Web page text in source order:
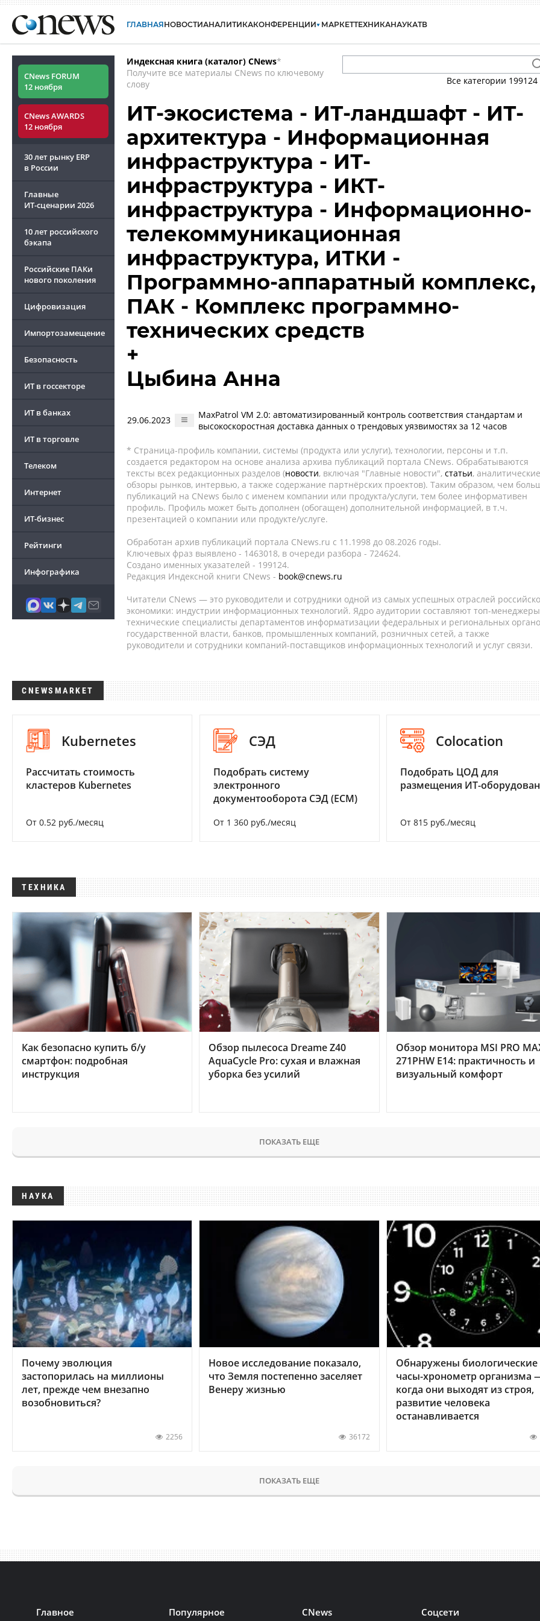
ГЛАВНАЯНОВОСТИАНАЛИТИКАКОНФЕРЕНЦИИ МАРКЕТТЕХНИКАНАУКАТВ
CNews FORUM
12 ноября
CNews AWARDS
12 ноября
30 лет рынку ERP
в России
Главные
ИТ-сценарии 2026
10 лет российского
бэкапа
Российские ПАКи
нового поколения
Цифровизация
Импортозамещение
Безопасность
ИТ в госсекторе
ИТ в банках
ИТ в торговле
Телеком
Интернет
ИТ-бизнес
Рейтинги
Инфографика
Индексная книга (каталог) CNews*
Получите все материалы CNews по ключевому
слову
Все категории 199124
ИТ-экосистема - ИТ-ландшафт - ИТ-
архитектура - Информационная
инфраструктура - ИТ-
инфраструктура - ИКТ-
инфраструктура - Информационно-
телекоммуникационная
инфраструктура, ИТКИ -
Программно-аппаратный комплекс,
ПАК - Комплекс программно-
технических средств
+
Цыбина Анна
29.06.2023
MaxPatrol VM 2.0: автоматизированный контроль соответствия стандартам и
высокоскоростная доставка данных о трендовых уязвимостях за 12 часов
* Страница-профиль компании, системы (продукта или услуги), технологии, персоны и т.п.
создается редактором на основе анализа архива публикаций портала CNews. Обрабатываются
тексты всех редакционных разделов (новости, включая "Главные новости", статьи, аналитические
обзоры рынков, интервью, а также содержание партнёрских проектов). Таким образом, чем
публикаций на CNews было с именем компании или продукта/услуги, тем более информативен
профиль. Профиль может быть дополнен (обогащен) дополнительной информацией, в т.ч.
презентацией о компании или продукте/услуге.
Обработан архив публикаций портала CNews.ru c 11.1998 до 08.2026 годы.
Ключевых фраз выявлено - 1463018, в очереди разбора - 724624.
Создано именных указателей - 199124.
Редакция Индексной книги CNews - book@cnews.ru
Читатели CNews — это руководители и сотрудники одной из самых успешных отраслей
экономики: индустрии информационных технологий. Ядро аудитории составляют топ-
технические специалисты департаментов информатизации федеральных и региональных
государственной власти, банков, промышленных компаний, розничных сетей, а также
руководители и сотрудники компаний-поставщиков информационных технологий и услуг связи.
CNEWSMARKET
Kubernetes
Рассчитать стоимость
кластеров Kubernetes
От 0.52 руб./месяц
СЭД
Подобрать систему
электронного
документооборота СЭД (ECM)
От 1 360 руб./месяц
Colocation
Подобрать ЦОД для
размещения ИТ-
От 815 руб./месяц
ТЕХНИКА
Как безопасно купить б/у
смартфон: подробная
инструкция
Обзор пылесоса Dreame Z40
AquaCycle Pro: сухая и влажная
уборка без усилий
Обзор монитора MSI PRO
271PHW E14: практичность и
визуальный комфорт
ПОКАЗАТЬ ЕЩЕ
НАУКА
Почему эволюция
застопорилась на миллионы
лет, прежде чем внезапно
возобновиться?
2256
Новое исследование показало,
что Земля постепенно заселяет
Венеру жизнью
36172
Обнаружены биологические
часы-хронометр организма
когда они выходят из строя,
развитие человека
останавливается
ПОКАЗАТЬ ЕЩЕ
Главное Популярное CNews Соцсети